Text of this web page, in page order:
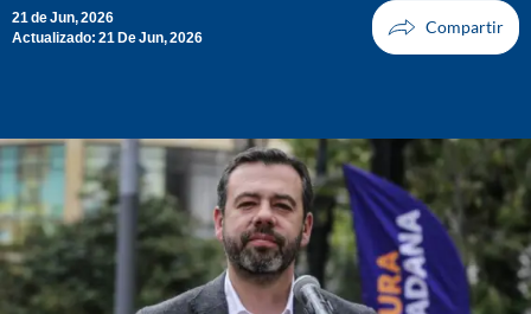
21 de Jun, 2026
Actualizado: 21 De Jun, 2026